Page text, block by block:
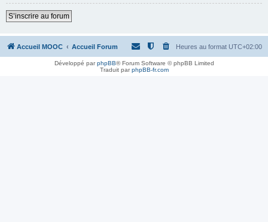
S’inscrire au forum
Accueil MOOC Accueil Forum Heures au format UTC+02:00
Développé parphpBB® Forum Software © phpBB Limited
Traduit parphpBB-fr.com